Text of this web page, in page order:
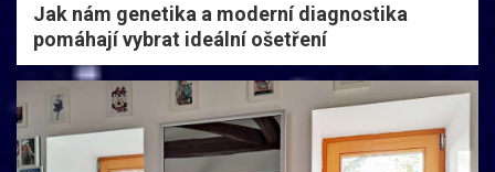
Jak nám genetika a moderní diagnostika
pomáhají vybrat ideální ošetření